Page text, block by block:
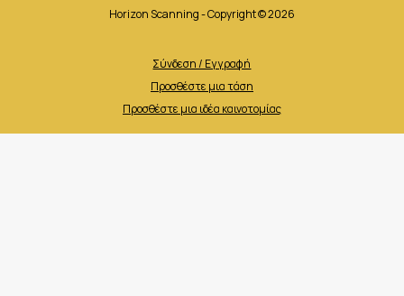
Horizon Scanning - Copyright © 2026
Σύνδεση / Εγγραφή
Προσθέστε μια τάση
Προσθέστε μια ιδέα καινοτομίας